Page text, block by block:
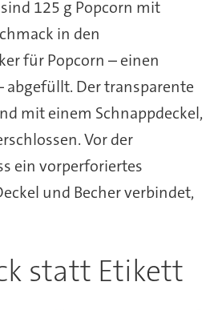
125 g Popcorn mit
in den
für Popcorn – einen
abgefüllt. Der transparente
mit einem Schnappdeckel,
Vor der
ein vorperforiertes
und Becher verbindet,
statt Etikett